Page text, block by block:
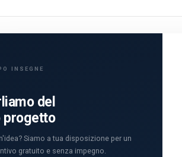
INSEGNE
del
progetto
Siamo a tua disposizione per un
gratuito e senza impegno.